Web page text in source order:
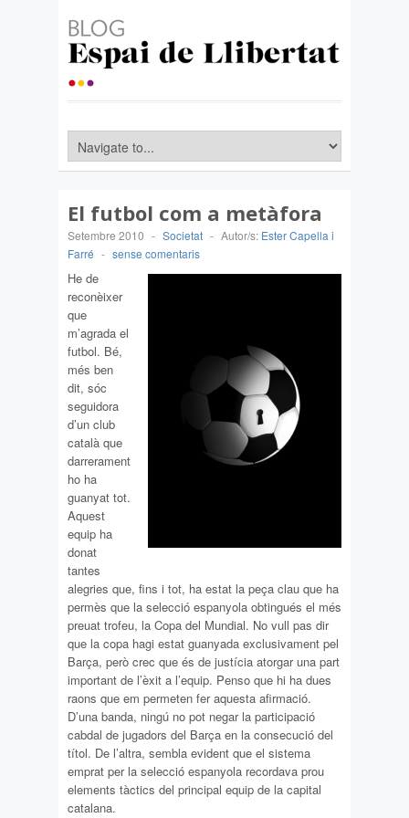
El futbol com a metàfora
Setembre 2010 - Societat - Autor/s: Ester Capella i
Farré - sense comentaris
He de
reconèixer
que
m’agrada el
futbol. Bé,
més ben
dit, sóc
seguidora
d’un club
català que
darrerament
ho ha
guanyat tot.
Aquest
equip ha
donat
tantes
alegries que, fins i tot, ha estat la peça clau que ha
permès que la selecció espanyola obtingués el més
preuat trofeu, la Copa del Mundial. No vull pas dir
que la copa hagi estat guanyada exclusivament pel
Barça, però crec que és de justícia atorgar una part
important de l’èxit a l’equip. Penso que hi ha dues
raons que em permeten fer aquesta afirmació.
D’una banda, ningú no pot negar la participació
cabdal de jugadors del Barça en la consecució del
títol. De l’altra, sembla evident que el sistema
emprat per la selecció espanyola recordava prou
elements tàctics del principal equip de la capital
catalana.